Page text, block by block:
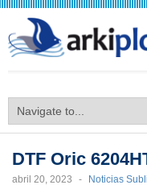
DTF Oric
abril 20, 2023 - Noticias